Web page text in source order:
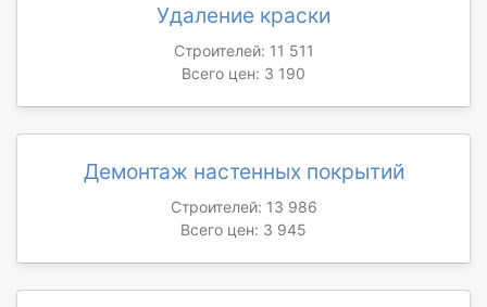
Удаление краски
Строителей: 11 511
Всего цен: 3 190
Демонтаж настенных покрытий
Строителей: 13 986
Всего цен: 3 945